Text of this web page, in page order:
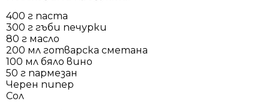
400 г паста
300 г гъби печурки
80 г масло
200 мл готварска сметана
100 мл бяло вино
50 г пармезан
Черен пипер
Сол